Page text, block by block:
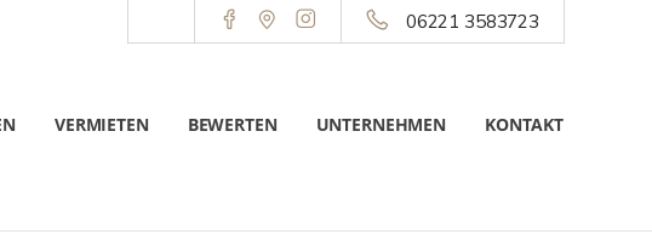
06221 3583723
VERMIETEN BEWERTEN UNTERNEHMEN KONTAKT